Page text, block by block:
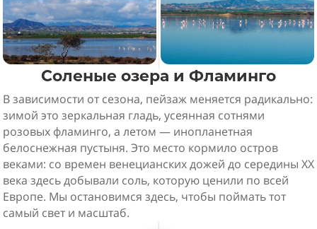
Соленые озера и Фламинго
В зависимости от сезона, пейзаж меняется радикально:
зимой это зеркальная гладь, усеянная сотнями
розовых фламинго, а летом — инопланетная
белоснежная пустыня. Это место кормило остров
веками: со времен венецианских дожей до середины XX
века здесь добывали соль, которую ценили по всей
Европе. Мы остановимся здесь, чтобы поймать тот
самый свет и масштаб.